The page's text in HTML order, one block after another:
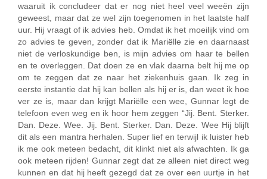
waaruit ik concludeer dat er nog niet heel veel weeën zijn
geweest, maar dat ze wel zijn toegenomen in het laatste half
uur. Hij vraagt of ik advies heb. Omdat ik het moeilijk vind om
zo advies te geven, zonder dat ik Mariëlle zie en daarnaast
niet de verloskundige ben, is mijn advies om haar te bellen
en te overleggen. Dat doen ze en vlak daarna belt hij me op
om te zeggen dat ze naar het ziekenhuis gaan. Ik zeg in
eerste instantie dat hij kan bellen als hij er is, dan weet ik hoe
ver ze is, maar dan krijgt Mariëlle een wee, Gunnar legt de
telefoon even weg en ik hoor hem zeggen “Jij. Bent. Sterker.
Dan. Deze. Wee. Jij. Bent. Sterker. Dan. Deze. Wee Hij blijft
dit als een mantra herhalen. Super lief en terwijl ik luister heb
ik me ook meteen bedacht, dit klinkt niet als afwachten. Ik ga
ook meteen rijden! Gunnar zegt dat ze alleen niet direct weg
kunnen en dat hij heeft gezegd dat ze over een uurtje in het